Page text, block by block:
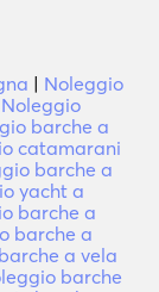
| Noleggio
Noleggio
barche a
catamarani
barche a
yacht a
barche a
barche a
a vela
barche